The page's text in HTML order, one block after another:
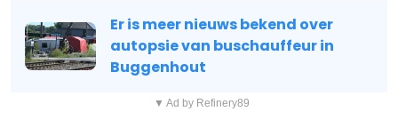
Er is meer nieuws bekend over
autopsie van buschauffeur in
Buggenhout
▼ Ad by Refinery89